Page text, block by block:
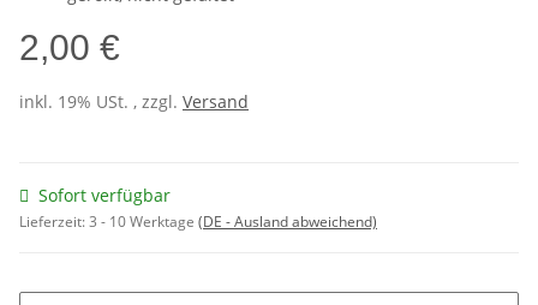
2,00 €
inkl. 19% USt. , zzgl. Versand
Sofort verfügbar
Lieferzeit:3 - 10 Werktage (DE - Ausland abweichend)